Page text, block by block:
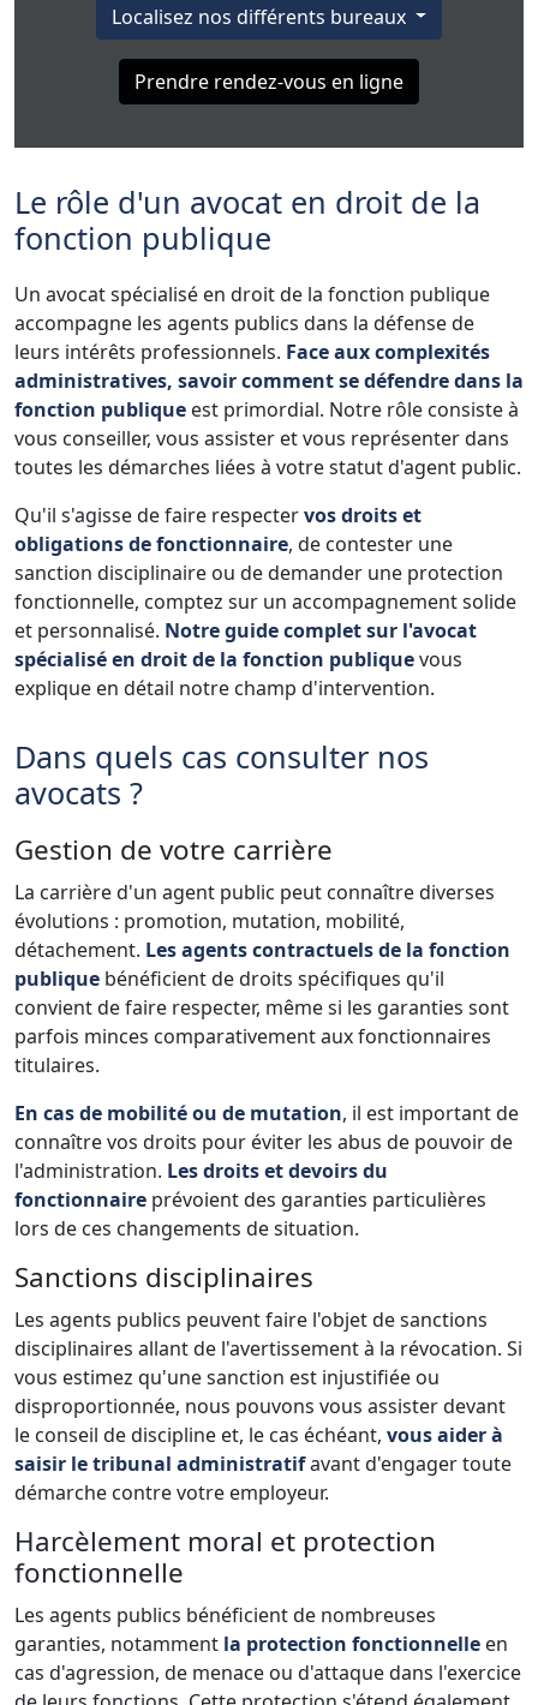
Localisez nos différents bureaux
Prendre rendez-vous en ligne
Le rôle d'un avocat en droit de la
fonction publique
Un avocat spécialisé en droit de la fonction publique
accompagne les agents publics dans la défense de
leurs intérêts professionnels. Face aux complexités
administratives, savoir comment se défendre dans la
fonction publique est primordial. Notre rôle consiste à
vous conseiller, vous assister et vous représenter dans
toutes les démarches liées à votre statut d'agent public.
Qu'il s'agisse de faire respectervos droits et
obligations de fonctionnaire, de contester une
sanction disciplinaire ou de demander une protection
fonctionnelle, comptez sur un accompagnement solide
et personnalisé. Notre guide complet sur l'avocat
spécialisé en droit de la fonction publiquevous
explique en détail notre champ d'intervention.
Dans quels cas consulter nos
avocats ?
Gestion de votre carrière
La carrière d'un agent public peut connaître diverses
évolutions : promotion, mutation, mobilité,
détachement. Les agents contractuels de la fonction
publique bénéficient de droits spécifiques qu'il
convient de faire respecter, même si les garanties sont
parfois minces comparativement aux fonctionnaires
titulaires.
En cas de mobilité ou de mutation, il est important de
connaître vos droits pour éviter les abus de pouvoir de
l'administration. Les droits et devoirs du
fonctionnaire prévoient des garanties particulières
lors de ces changements de situation.
Sanctions disciplinaires
Les agents publics peuvent faire l'objet de sanctions
disciplinaires allant de l'avertissement à la révocation. Si
vous estimez qu'une sanction est injustifiée ou
disproportionnée, nous pouvons vous assister devant
le conseil de discipline et, le cas échéant, vous aider à
saisir le tribunal administratifavant d'engager toute
démarche contre votre employeur.
Harcèlement moral et protection
fonctionnelle
Les agents publics bénéficient de nombreuses
garanties, notamment la protection fonctionnelle en
cas d'agression, de menace ou d'attaque dans l'exercice